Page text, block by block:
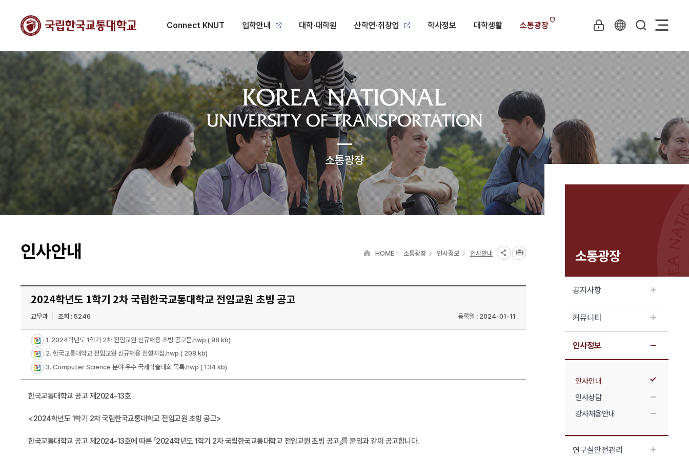
Connect KNUT 입학안내 대학·대학원 산학연·취창업 학사정보 대학생활 소통광장
소통광장
소통광장
공지사항
커뮤니티
인사정보
인사안내
인사상담
강사채용안내
연구실안전관리
인사안내 HOME 소통광장 인사정보 인사안내
2024학년도 1학기 2차 국립한국교통대학교 전임교원 초빙 공고
교무과 조회 : 5246 등록일 : 2024-01-11
1. 2024학년도 1학기 2차 전임교원 신규채용 초빙 공고문.hwp ( 98 kb)
2. 한국교통대학교 전임교원 신규채용 전형지침.hwp ( 208 kb)
3. Computer Science 분야 우수 국제학술대회 목록.hwp ( 134 kb)
한국교통대학교 공고 제2024-13호
<2024학년도 1학기 2차 국립한국교통대학교 전임교원 초빙 공고>
한국교통대학교 공고 제2024-13호에 따른 「2024학년도 1학기 2차 국립한국교통대학교 전임교원 초빙 공고」를 붙임과 같이 공고합니다.